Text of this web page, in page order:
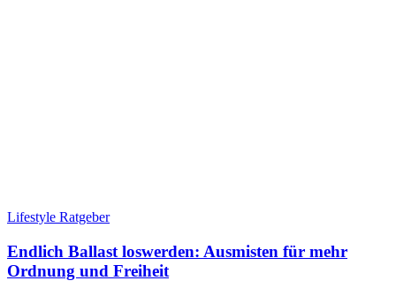
Lifestyle Ratgeber
Endlich Ballast loswerden: Ausmisten für mehr
Ordnung und Freiheit